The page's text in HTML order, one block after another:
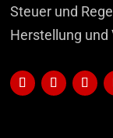
Steuer und
Herstellung und